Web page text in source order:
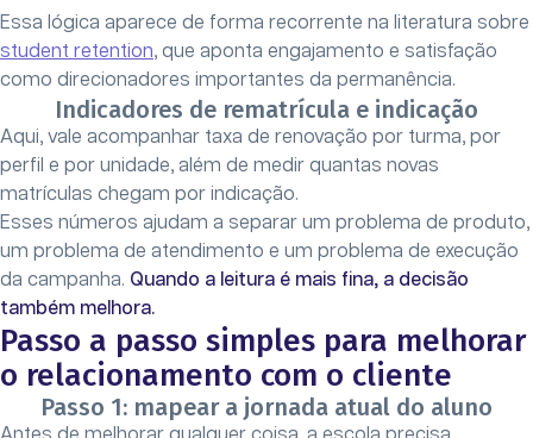
Essa lógica aparece de forma recorrente na literatura sobre
student retention, que aponta engajamento e satisfação
como direcionadores importantes da permanência.
Indicadores de rematrícula e indicação
Aqui, vale acompanhar taxa de renovação por turma, por
perfil e por unidade, além de medir quantas novas
matrículas chegam por indicação.
Esses números ajudam a separar um problema de produto,
um problema de atendimento e um problema de execução
da campanha. Quando a leitura é mais fina, a decisão
também melhora.
Passo a passo simples para melhorar
o relacionamento com o cliente
Passo 1: mapear a jornada atual do aluno